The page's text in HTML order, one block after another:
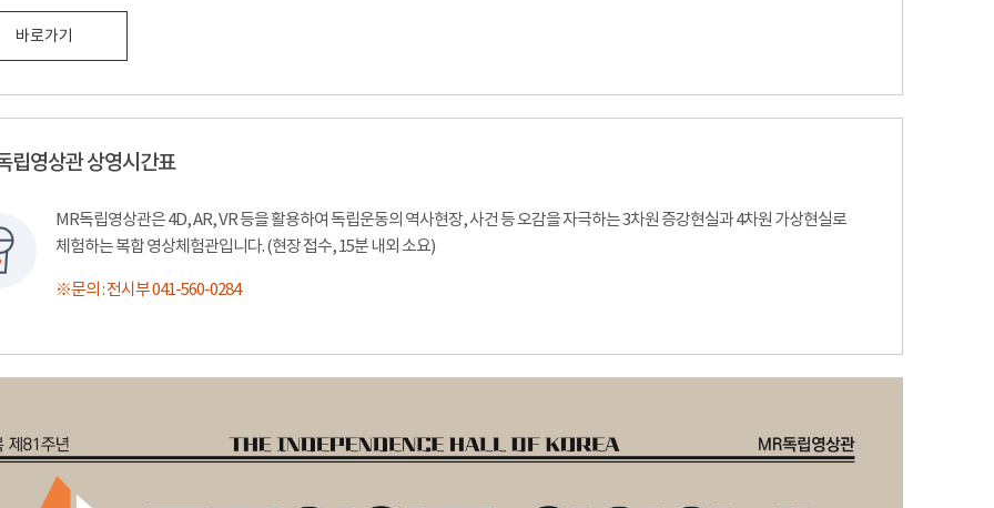
바로가기
립영상관 상영시간표
MR독립영상관은 4D, AR, VR 등을 활용하여 독립운동의 역사현장, 사건 등 오감을 자극하는 3차원 증강현실과 4차원 가상현실로
체험하는 복합 영상체험관입니다. (현장 접수, 15분 내외 소요)
※문의 : 전시부 041-560-0284